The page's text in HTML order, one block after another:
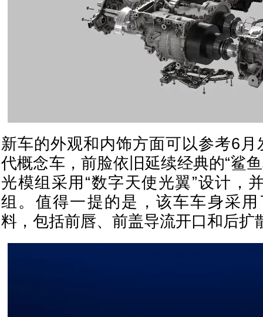
新车的外观和内饰方面可以参考6月
代概念车，前脸依旧延续经典的“鲨
光模组采用“数字天使光翼”设计，
组。值得一提的是，该车车身采
料，包括前唇、前盖导流开口和后扩